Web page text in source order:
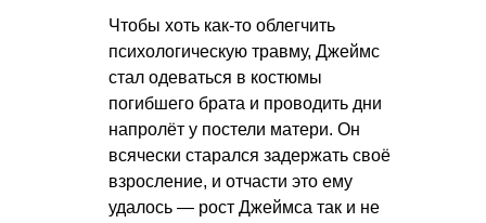
Чтобы хоть как-то облегчить
психологическую травму, Джеймс
стал одеваться в костюмы
погибшего брата и проводить дни
напролёт у постели матери. Он
всячески старался задержать своё
взросление, и отчасти это ему
удалось — рост Джеймса так и не